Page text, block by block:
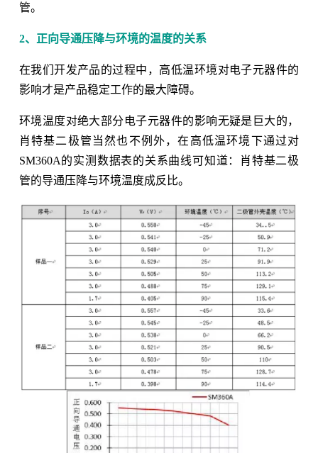
管。
2、正向导通压降与环境的温度的关系
在我们开发产品的过程中，高低温环境对电子元器件的
影响才是产品稳定工作的最大障碍。
环境温度对绝大部分电子元器件的影响无疑是巨大的，
肖特基二极管当然也不例外，在高低温环境下通过对
SM360A的实测数据表的关系曲线可知道：肖特基二极
管的导通压降与环境温度成反比。